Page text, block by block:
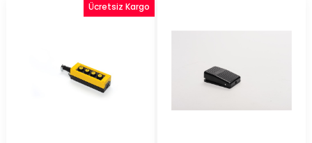
Ücretsiz Kargo